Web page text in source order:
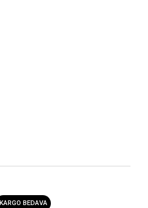
KARGO BEDAVA